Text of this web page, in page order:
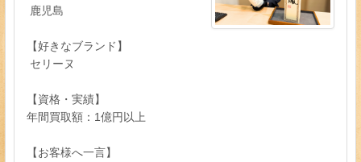
鹿児島
【好きなブランド】
セリーヌ
【資格・実績】
年間買取額：1億円以上
【お客様へ一言】